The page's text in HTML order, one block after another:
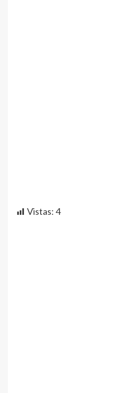
Vistas:4